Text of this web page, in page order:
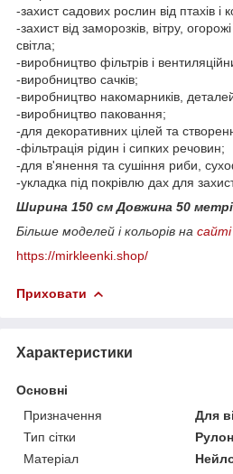
-захист садових рослин від птахів і
-захист від заморозків, вітру,
світла;
-виробництво фільтрів і
-виробництво сачків;
-виробництво накомарників,
-виробництво паковання;
-для декоративних цілей та
-фільтрація рідин і сипких речовин;
-для в'янення та сушіння риби,
-укладка під покрівлю дах для
Ширина 150 смДовжина 50
Більше моделей і кольорів на сайті
https://mirkleenki.shop/
Приховати
Характеристики
Основні
Призначення
Для
Тип сітки
Матеріал